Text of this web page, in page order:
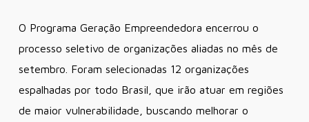
O Programa Geração Empreendedora encerrou o
processo seletivo de organizações aliadas no mês de
setembro. Foram selecionadas 12 organizações
espalhadas por todo Brasil, que irão atuar em regiões
de maior vulnerabilidade, buscando melhorar o